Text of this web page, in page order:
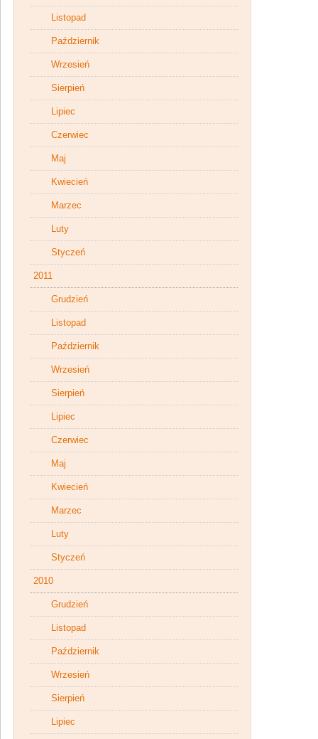
Listopad
Październik
Wrzesień
Sierpień
Lipiec
Czerwiec
Maj
Kwiecień
Marzec
Luty
Styczeń
2011
Grudzień
Listopad
Październik
Wrzesień
Sierpień
Lipiec
Czerwiec
Maj
Kwiecień
Marzec
Luty
Styczeń
2010
Grudzień
Listopad
Październik
Wrzesień
Sierpień
Lipiec